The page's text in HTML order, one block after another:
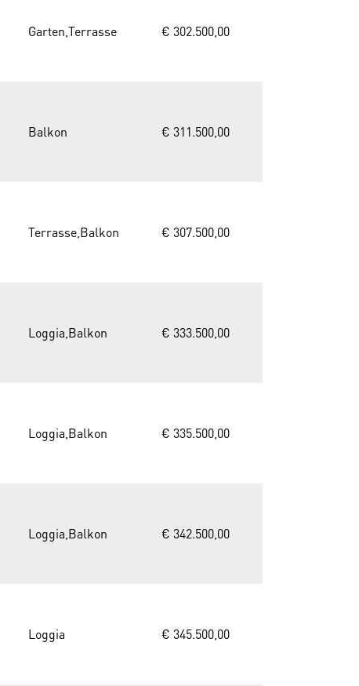
Garten,Terrasse € 302.500,00
Balkon € 311.500,00
Terrasse,Balkon € 307.500,00
Loggia,Balkon € 333.500,00
Loggia,Balkon € 335.500,00
Loggia,Balkon € 342.500,00
Loggia € 345.500,00